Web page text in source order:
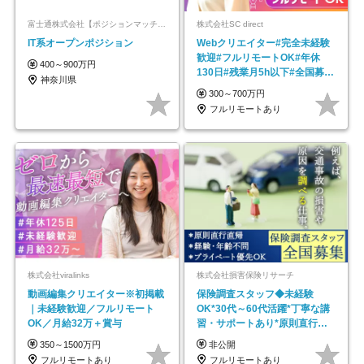
富士通株式会社【ポジションマッチ登録】
IT系オープンポジション
400～900万円
神奈川県
株式会社SC direct
Webクリエイター#完全未経験
歓迎#フルリモートOK#年休
130日#残業月5h以下#全国募集
#最大1年の研修
300～700万円
フルリモートあり
株式会社viralinks
動画編集クリエイター※初掲載
｜未経験歓迎／フルリモート
OK／月給32万＋賞与
350～1500万円
フルリモートあり
株式会社損害保険リサーチ
保険調査スタッフ◆未経験
OK*30代～60代活躍*丁寧な講
習・サポートあり*原則直行直
帰／全国募集・業務委託
非公開
フルリモートあり